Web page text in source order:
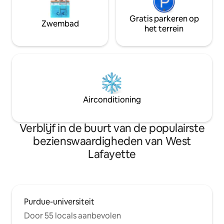
Zwembad
Gratis parkeren op
het terrein
Airconditioning
Verblijf in de buurt van de populairste
bezienswaardigheden van West
Lafayette
Purdue-universiteit
Door 55 locals aanbevolen